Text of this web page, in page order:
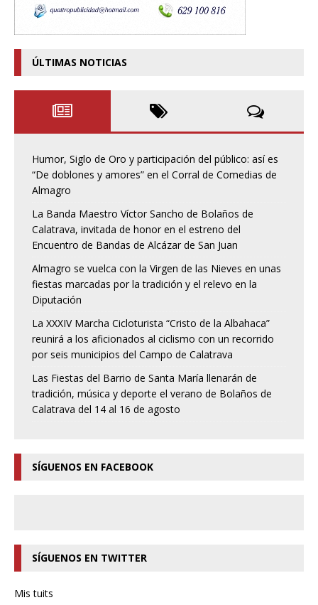
ÚLTIMAS NOTICIAS
Humor, Siglo de Oro y participación del público: así es
“De doblones y amores” en el Corral de Comedias de
Almagro
La Banda Maestro Víctor Sancho de Bolaños de
Calatrava, invitada de honor en el estreno del
Encuentro de Bandas de Alcázar de San Juan
Almagro se vuelca con la Virgen de las Nieves en unas
fiestas marcadas por la tradición y el relevo en la
Diputación
La XXXIV Marcha Cicloturista “Cristo de la Albahaca”
reunirá a los aficionados al ciclismo con un recorrido
por seis municipios del Campo de Calatrava
Las Fiestas del Barrio de Santa María llenarán de
tradición, música y deporte el verano de Bolaños de
Calatrava del 14 al 16 de agosto
SÍGUENOS EN FACEBOOK
SÍGUENOS EN TWITTER
Mis tuits